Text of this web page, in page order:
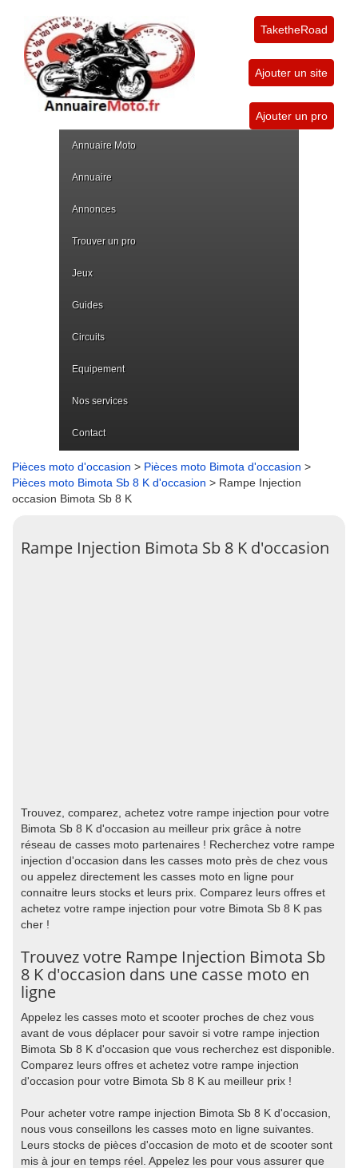
TaketheRoad
Ajouter un site
Ajouter un pro
Annuaire Moto
Annuaire
Annonces
Trouver un pro
Jeux
Guides
Circuits
Equipement
Nos services
Contact
Pièces moto d'occasion > Pièces moto Bimota d'occasion >
Pièces moto Bimota Sb 8 K d'occasion > Rampe Injection
occasion Bimota Sb 8 K
Rampe Injection Bimota Sb 8 K d'occasion
Trouvez, comparez, achetez votre rampe injection pour votre
Bimota Sb 8 K d'occasion au meilleur prix grâce à notre
réseau de casses moto partenaires ! Recherchez votre rampe
injection d'occasion dans les casses moto près de chez vous
ou appelez directement les casses moto en ligne pour
connaitre leurs stocks et leurs prix. Comparez leurs offres et
achetez votre rampe injection pour votre Bimota Sb 8 K pas
cher !
Trouvez votre Rampe Injection Bimota Sb
8 K d'occasion dans une casse moto en
ligne
Appelez les casses moto et scooter proches de chez vous
avant de vous déplacer pour savoir si votre rampe injection
Bimota Sb 8 K d'occasion que vous recherchez est disponible.
Comparez leurs offres et achetez votre rampe injection
d'occasion pour votre Bimota Sb 8 K au meilleur prix !
Pour acheter votre rampe injection Bimota Sb 8 K d'occasion,
nous vous conseillons les casses moto en ligne suivantes.
Leurs stocks de pièces d'occasion de moto et de scooter sont
mis à jour en temps réel. Appelez les pour vous assurer que